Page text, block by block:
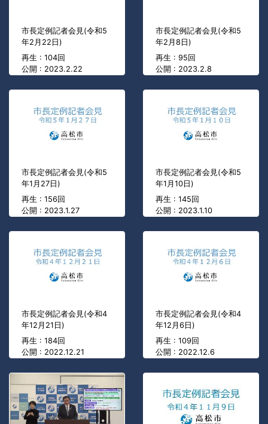
市長定例記者会見(令和5
年2月22日)
再生 : 104回
公開 : 2023.2.22
市長定例記者会見(令和5
年2月8日)
再生 : 95回
公開 : 2023.2.8
市長定例記者会見(令和5
年1月27日)
再生 : 156回
公開 : 2023.1.27
市長定例記者会見(令和5
年1月10日)
再生 : 145回
公開 : 2023.1.10
市長定例記者会見(令和4
年12月21日)
再生 : 184回
公開 : 2022.12.21
市長定例記者会見(令和4
年12月6日)
再生 : 109回
公開 : 2022.12.6